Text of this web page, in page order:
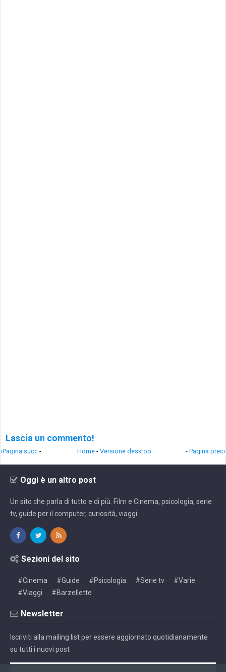
Lascia un commento!
‹Pagina succ - - Pagina prec›
Home - Versione desktop
Oggi è un altro post
Un sito che parla di tutto e di più. Film e Cinema, psicologia, serie
tv, guide per il computer, curiosità, viaggi.
Sezioni del sito
#Cinema #Guide #Psicologia #Serie tv
#Varie
#Viaggi
#Barzellette
Newsletter
Iscriviti alla mailing list per essere aggiornato quotidianamente
su tutti i nuovi post